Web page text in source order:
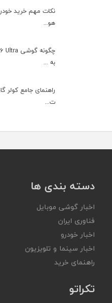
نکات مهم خرید
هو...
به ...
ت...
دسته بندی ها
اخبار گوشی موبایل
فناوری ایران
اخبار خودرو
اخبار سینما و تلویزیون
راهنمای خرید
تکراتو